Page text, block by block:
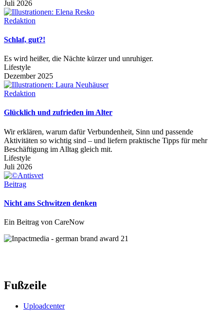
Juli 2026
Redaktion
Schlaf, gut?!
Es wird heißer, die Nächte kürzer und unruhiger.
Lifestyle
Dezember 2025
Redaktion
Glücklich und zufrieden im Alter
Wir erklären, warum dafür Verbundenheit, Sinn und passende
Aktivitäten so wichtig sind – und liefern praktische Tipps für mehr
Beschäftigung im Alltag gleich mit.
Lifestyle
Juli 2026
Beitrag
Nicht ans Schwitzen denken
Ein Beitrag von CareNow
Fußzeile
Uploadcenter